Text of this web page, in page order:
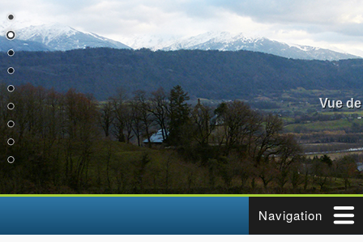
Aller au contenu principal
Vue
Navigation